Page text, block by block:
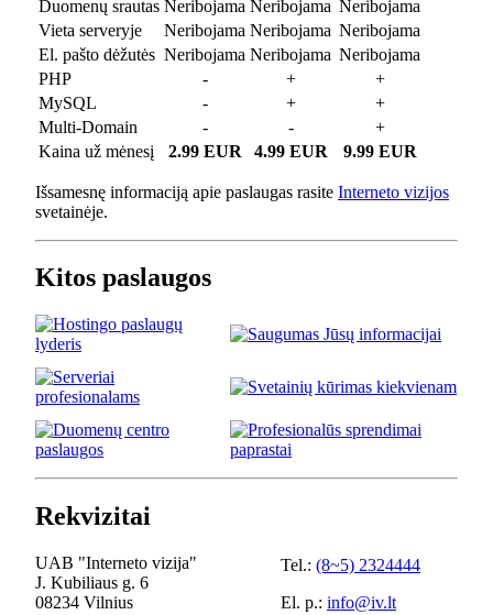
Duomenų srautas Neribojama Neribojama Neribojama
Vieta serveryje
Neribojama Neribojama Neribojama
El. pašto dėžutės Neribojama Neribojama Neribojama
PHP
- +
+
MySQL
- +
+
Multi-Domain
- -
+
Kaina už mėnesį
2.99 EUR 4.99 EUR 9.99 EUR
Išsamesnę informaciją apie paslaugas rasite Interneto vizijos
svetainėje.
Kitos paslaugos
Rekvizitai
UAB "Interneto vizija"
J. Kubiliaus g. 6
08234 Vilnius
Tel.: (8~5) 2324444
El. p.: info@iv.lt